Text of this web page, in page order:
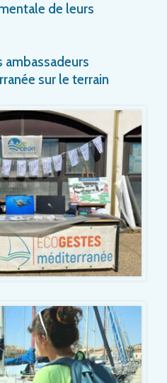
de leurs
du nautisme dans
de leurs
des usagers peuvent
proposées dans le
Propres.
ambassadeurs
sur le terrain
vont directement à la
sur le site de mouillage
ports, pour échanger
et les informer des
ces usages sur le milieu.
ancrage, produits
de thématiques qui sont
Les entretiens, d’une
minutes, font naître un
échanger, informer et
les plus respectueuses
mener ce dialogue,
guide pratique Écogestes